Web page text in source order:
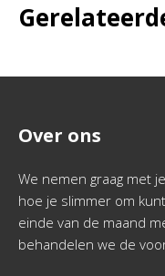
Over ons
We nemen graag met
hoe je slimmer om
einde van de maand
behandelen we de